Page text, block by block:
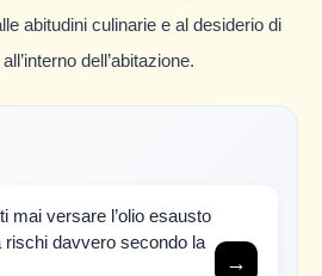
abitudini culinarie e al desiderio di
dell’abitazione.
mai versare l’olio esausto
rischi davvero secondo la
→